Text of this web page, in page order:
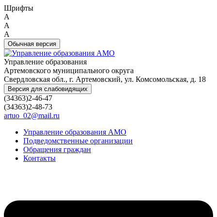
Шрифты
A
A
A
Обычная версия
Управление образования
Артемовского муниципального округа
Свердловская обл., г. Артемовский, ул. Комсомольская, д. 18
Версия для слабовидящих
(34363)2-46-47
(34363)2-48-73
artuo_02@mail.ru
Управление образования АМО
Подведомственные организации
Обращения граждан
Контакты